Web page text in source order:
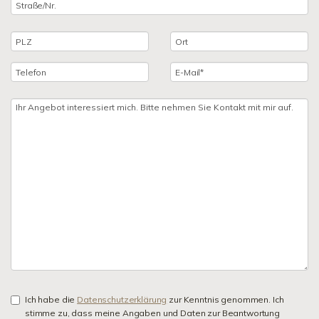
Ich habe die Datenschutzerklärung zur Kenntnis genommen. Ich
stimme zu, dass meine Angaben und Daten zur Beantwortung